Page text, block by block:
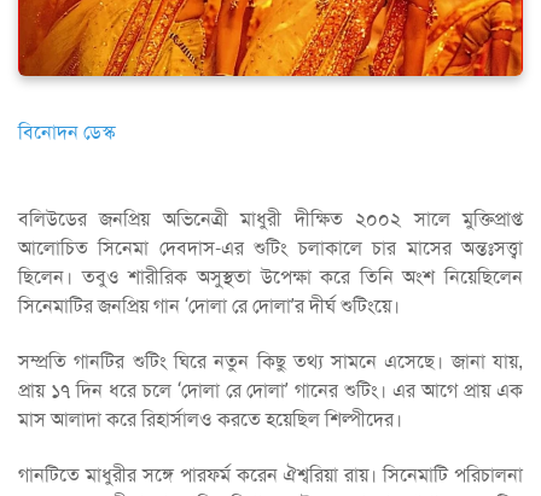
বিনোদন ডেস্ক
বলিউডের জনপ্রিয় অভিনেত্রী মাধুরী দীক্ষিত ২০০২ সালে মুক্তিপ্রাপ্ত
আলোচিত সিনেমা দেবদাস-এর শুটিং চলাকালে চার মাসের অন্তঃসত্ত্বা
ছিলেন। তবুও শারীরিক অসুস্থতা উপেক্ষা করে তিনি অংশ নিয়েছিলেন
সিনেমাটির জনপ্রিয় গান ‘দোলা রে দোলা’র দীর্ঘ শুটিংয়ে।
সম্প্রতি গানটির শুটিং ঘিরে নতুন কিছু তথ্য সামনে এসেছে। জানা যায়,
প্রায় ১৭ দিন ধরে চলে ‘দোলা রে দোলা’ গানের শুটিং। এর আগে প্রায় এক
মাস আলাদা করে রিহার্সালও করতে হয়েছিল শিল্পীদের।
গানটিতে মাধুরীর সঙ্গে পারফর্ম করেন ঐশ্বরিয়া রায়। সিনেমাটি পরিচালনা